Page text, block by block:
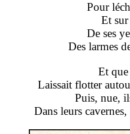
Pour
Et
De ses
Des larmes
Et
Laissait flotter
Puis, nue,
Dans leurs